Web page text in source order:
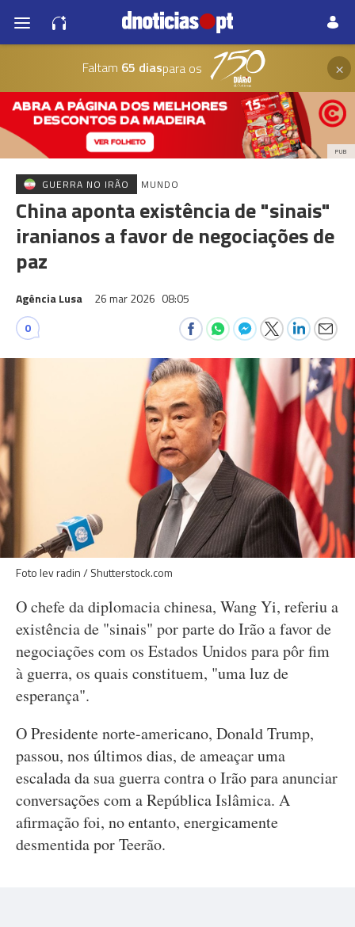
Faltam 65 diaspara os ×
PUB
GUERRA NO IRÃO MUNDO
China aponta existência de "sinais"
iranianos a favor de negociações de
paz
Agência Lusa 26 mar 2026 08:05
0
Foto lev radin / Shutterstock.com
O chefe da diplomacia chinesa, Wang Yi, referiu a
existência de "sinais" por parte do Irão a favor de
negociações com os Estados Unidos para pôr fim
à guerra, os quais constituem, "uma luz de
esperança".
O Presidente norte-americano, Donald Trump,
passou, nos últimos dias, de ameaçar uma
escalada da sua guerra contra o Irão para anunciar
conversações com a República Islâmica. A
afirmação foi, no entanto, energicamente
desmentida por Teerão.